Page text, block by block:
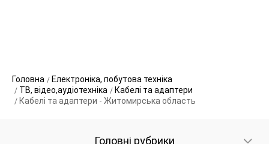
Головна
Електроніка, побутова техніка
ТВ, відео,аудіотехніка
Кабелі та адаптери
Кабелі та адаптери - Житомирська область
Головні рубрики